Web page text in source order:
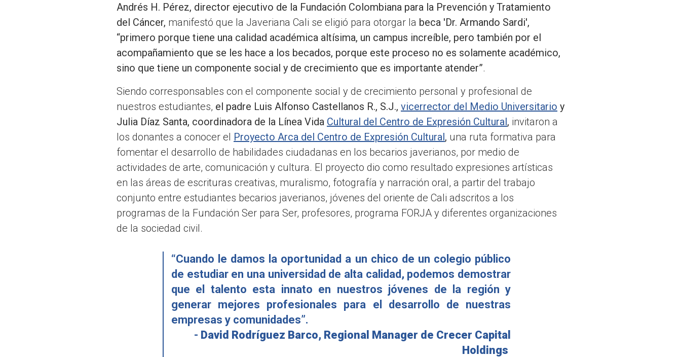
Andrés H. Pérez, director ejecutivo de la Fundación Colombiana para la Prevención y Tratamiento
del Cáncer, manifestó que la Javeriana Cali se eligió para otorgar la beca 'Dr. Armando Sardi',
“primero porque tiene una calidad académica altísima, un campus increíble, pero también por el
acompañamiento que se les hace a los becados, porque este proceso no es solamente académico,
sino que tiene un componente social y de crecimiento que es importante atender”.
Siendo corresponsables con el componente social y de crecimiento personal y profesional de
nuestros estudiantes, el padre Luis Alfonso Castellanos R., S.J., vicerrector del Medio Universitario y
Julia Díaz Santa, coordinadora de la Línea Vida Cultural del Centro de Expresión Cultural, invitaron a
los donantes a conocer el Proyecto Arca del Centro de Expresión Cultural, una ruta formativa para
fomentar el desarrollo de habilidades ciudadanas en los becarios javerianos, por medio de
actividades de arte, comunicación y cultura. El proyecto dio como resultado expresiones artísticas
en las áreas de escrituras creativas, muralismo, fotografía y narración oral, a partir del trabajo
conjunto entre estudiantes becarios javerianos, jóvenes del oriente de Cali adscritos a los
programas de la Fundación Ser para Ser, profesores, programa FORJA y diferentes organizaciones
de la sociedad civil.
“Cuando le damos la oportunidad a un chico de un colegio público
de estudiar en una universidad de alta calidad, podemos demostrar
que el talento esta innato en nuestros jóvenes de la región y
generar mejores profesionales para el desarrollo de nuestras
empresas y comunidades”.
- David Rodríguez Barco, Regional Manager de Crecer Capital
Holdings